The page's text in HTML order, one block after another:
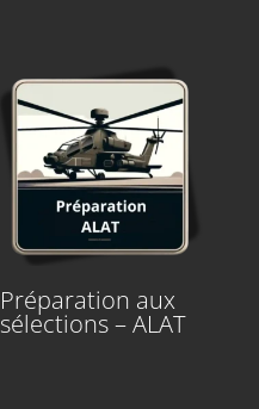
Préparation aux
sélections – ALAT